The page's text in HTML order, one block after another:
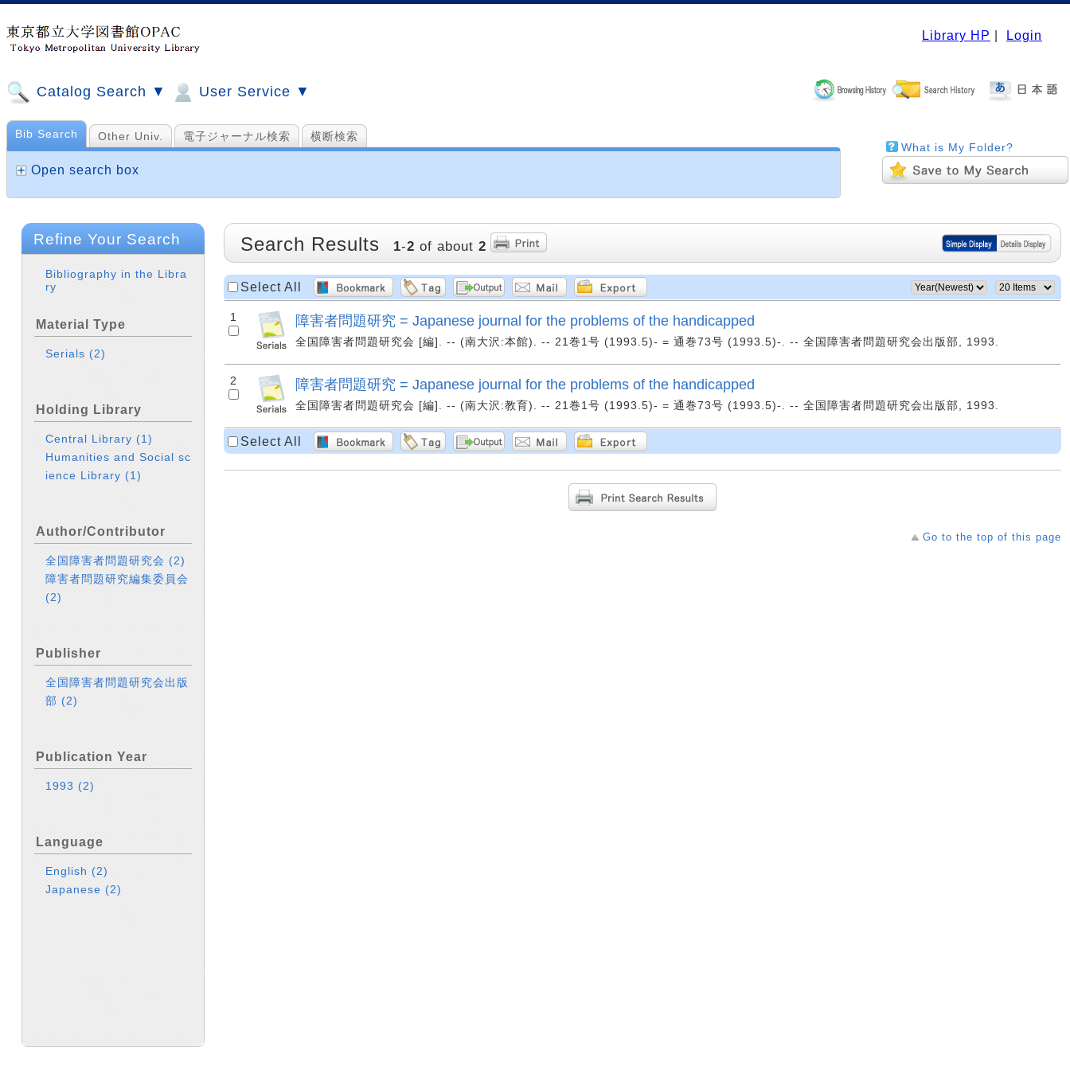
Library HP Login
Catalog Search ▼ User Service ▼
What is My Folder?
Bib Search Other Univ. 電子ジャーナル検索 横断検索
Open search box
Refine Your Search
Bibliography in the Libra
ry
Material Type
Serials (2)
Holding Library
Central Library (1)
Humanities and Social sc
ience Library(1)
Author/Contributor
全国障害者問題研究会 (2)
障害者問題研究編集委員会
(2)
Publisher
全国障害者問題研究会出版
部 (2)
Publication Year
1993(2)
Language
English(2)
Japanese(2)
Search Results 1-2 of about 2
Select All
1 障害者問題研究 = Japanese journal for the problems of the handicapped
全国障害者問題研究会 [編]. -- (南大沢:本館). -- 21巻1号 (1993.5)- = 通巻73号 (1993.5)-. -- 全国障害者問題研究会出版部, 1993.
2 障害者問題研究 = Japanese journal for the problems of the handicapped
全国障害者問題研究会 [編]. -- (南大沢:教育). -- 21巻1号 (1993.5)- = 通巻73号 (1993.5)-. -- 全国障害者問題研究会出版部, 1993.
Select All
Go to the top of this page